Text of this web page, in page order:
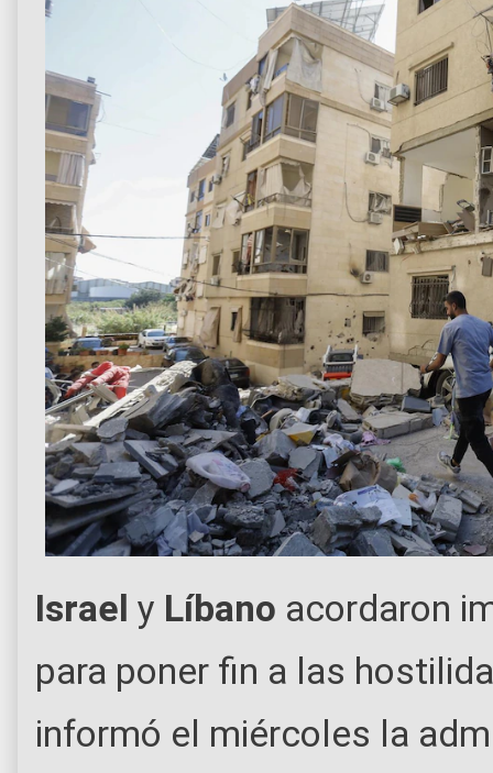
Israel y Líbano acordaron
para poner fin a las
informó el miércoles la